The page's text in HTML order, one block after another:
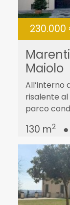
230.000
Maiolo
All’interno
risalente al
parco
130 m2 ●